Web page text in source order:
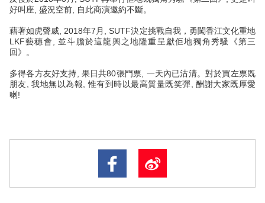
好叫座, 盛況空前, 自此商演邀約不斷。
藉著如虎聲威, 2018年7月, SUTF決定挑戰自我，勇闖香江文化重地
LKF藝穗會, 並斗膽於這龍興之地隆重呈獻佢地獨角秀騷《第三
回》。
多得各方友好支持, 果日共80張門票, 一天內已沽清。對於買左票既
朋友, 我地無以為報, 惟有到時以最高質量既笑彈, 酬謝大家既厚愛
喇!